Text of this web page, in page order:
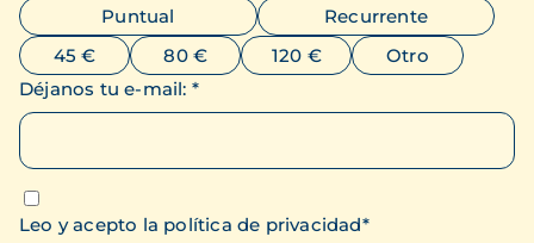
Puntual
Recurrente
45 €
80 € 120 €
Otro
Déjanos tu e-mail: *
Leo y acepto la política de privacidad*